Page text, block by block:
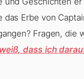
Erbe von
Fragen, die
dass ich